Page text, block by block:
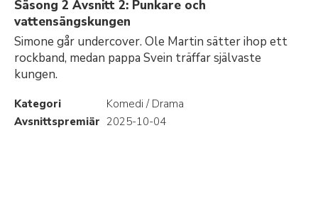
Säsong 2 Avsnitt 2: Punkare och
vattensängskungen
Simone går undercover. Ole Martin sätter ihop ett
rockband, medan pappa Svein träffar självaste
kungen.
Kategori
Komedi / Drama
Avsnittspremiär 2025-10-04